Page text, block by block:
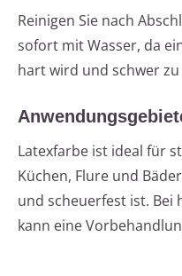
Reinigen Sie nach
sofort mit Wasser, da
hart wird und schwer
Latexfarbe ist ideal für
Küchen, Flure und
und scheuerfest ist. Bei
kann eine